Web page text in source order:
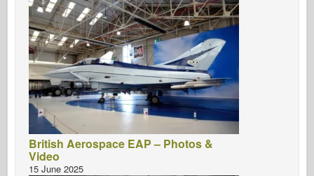
British Aerospace EAP – Photos &
Video
15 June 2025